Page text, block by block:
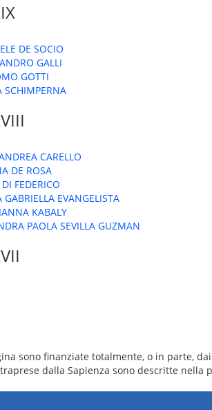
DE SOCIO
GALLI
GOTTI
SCHIMPERNA
CARELLO
DE ROSA
FEDERICO
GABRIELLA EVANGELISTA
KABALY
PAOLA SEVILLA GUZMAN
sono finanziate totalmente, o in parte,
dalla Sapienza sono descritte nella